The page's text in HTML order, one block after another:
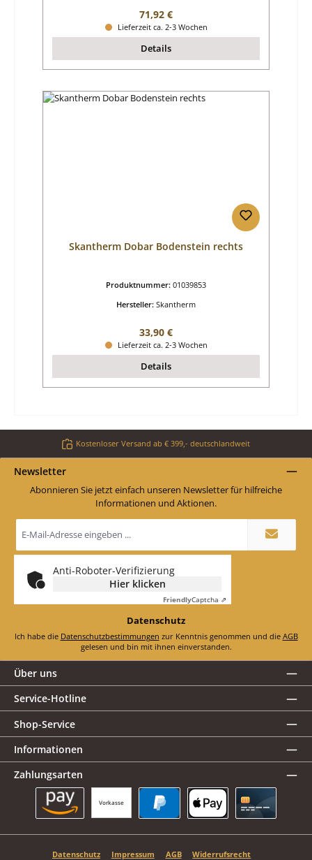
Regulärer Preis:
71,92 €
Lieferzeit ca. 2-3 Wochen
Details
Skantherm Dobar Bodenstein rechts
Produktnummer: 01039853
Hersteller: Skantherm
Regulärer Preis:
33,90 €
Lieferzeit ca. 2-3 Wochen
Details
Kostenloser Versand ab € 399,- deutschlandweit
Newsletter
Abonnieren Sie jetzt einfach unseren Newsletter für hilfreiche
Informationen und Aktionen.
E-
Mail-
*
Anti-Roboter-Verifizierung
Hier klicken
FriendlyCaptcha ⇗
Datenschutz
Ich habe die Datenschutzbestimmungen zur Kenntnis genommen und die AGB
gelesen und bin mit ihnen einverstanden.
Über uns
Service-Hotline
Shop-Service
Informationen
Zahlungsarten
Vorkasse
Datenschutz Impressum AGB Widerrufsrecht